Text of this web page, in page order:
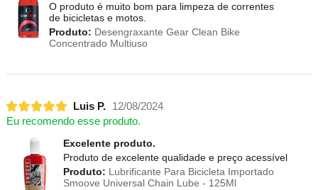
O produto é muito bom para limpeza de correntes
de bicicletas e motos.
Produto: Desengraxante Gear Clean Bike
Concentrado Multiuso
Luis P.
12/08/2024
Eu recomendo esse produto.
Excelente produto.
Produto de excelente qualidade e preço acessível
Produto: Lubrificante Para Bicicleta Importado
Smoove Universal Chain Lube - 125Ml